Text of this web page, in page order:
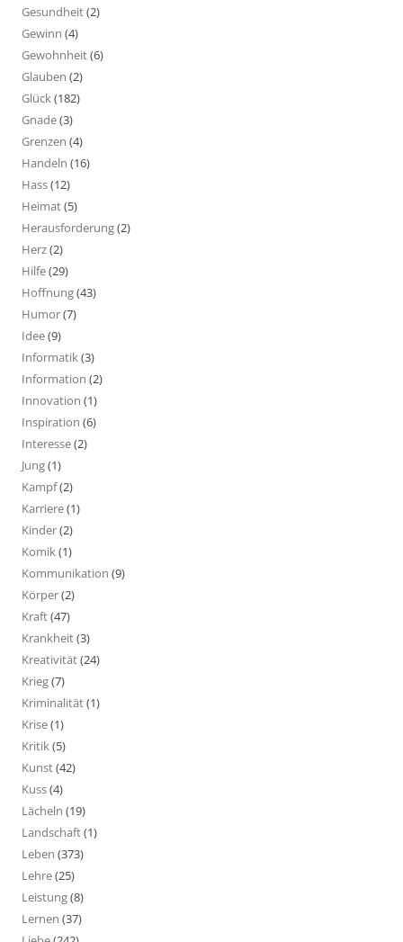
Gesundheit(2)
Gewinn (4)
Gewohnheit(6)
Glauben (2)
Glück(182)
Gnade(3)
Grenzen (4)
Handeln (16)
Hass(12)
Heimat(5)
Herausforderung(2)
Herz(2)
Hilfe(29)
Hoffnung(43)
Humor(7)
Idee(9)
Informatik(3)
Information (2)
Innovation (1)
Inspiration (6)
Interesse(2)
Jung(1)
Kampf(2)
Karriere(1)
Kinder(2)
Komik(1)
Kommunikation (9)
Körper(2)
Kraft(47)
Krankheit(3)
Kreativität(24)
Krieg(7)
Kriminalität(1)
Krise(1)
Kritik(5)
Kunst(42)
Kuss(4)
Lächeln (19)
Landschaft(1)
Leben (373)
Lehre(25)
Leistung(8)
Lernen (37)